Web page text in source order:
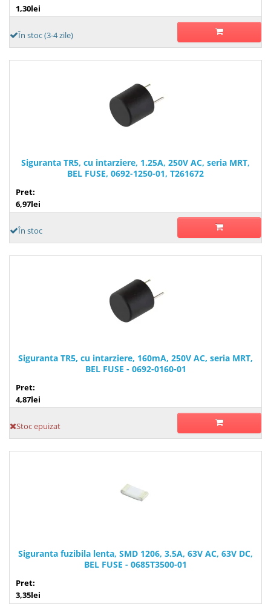
1,30lei
În stoc (3-4 zile)
Siguranta TR5, cu intarziere, 1.25A, 250V AC, seria MRT,
BEL FUSE, 0692-1250-01, T261672
Pret:
6,97lei
În stoc
Siguranta TR5, cu intarziere, 160mA, 250V AC, seria MRT,
BEL FUSE - 0692-0160-01
Pret:
4,87lei
Stoc epuizat
Siguranta fuzibila lenta, SMD 1206, 3.5A, 63V AC, 63V DC,
BEL FUSE - 0685T3500-01
Pret:
3,35lei